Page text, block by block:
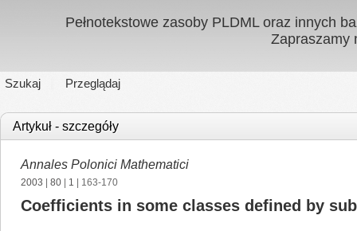
Pełnotekstowe zasoby PLDML oraz innych
Zapraszamy
Szukaj Przeglądaj
Artykuł - szczegóły
Annales Polonici Mathematici
2003 80 1 | 163-170
Coefficients in some classes defined by